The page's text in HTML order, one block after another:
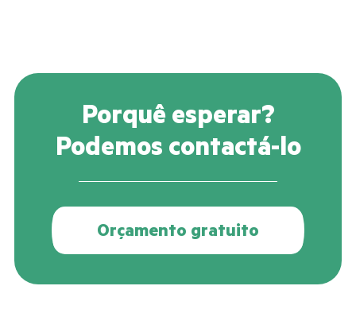
Porquê esperar?
Podemos contactá-lo
Orçamento gratuito